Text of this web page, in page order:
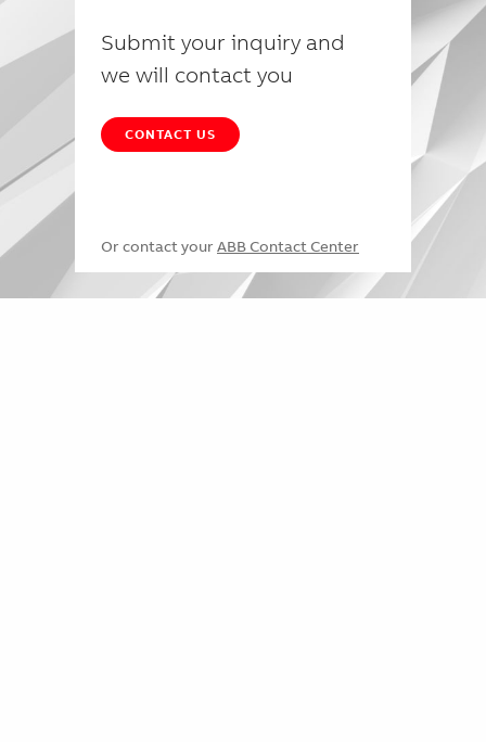
Submit your inquiry and
we will contact you
CONTACT US
Or contact your ABB Contact Center